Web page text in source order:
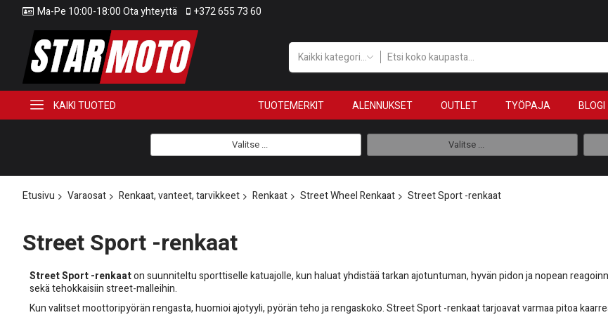
Ma-Pe 10:00-18:00 Ota yhteyttä +372 655 73 60
Kaikki kategoriat
KAIKI TUOTED TUOTEMERKIT ALENNUKSET OUTLET TYÖPAJA BLOGI
Valitse ... Valitse ...
Etusivu Varaosat Renkaat, vanteet, tarvikkeet Renkaat Street Wheel Renkaat Street Sport -renkaat
Street Sport -renkaat
Street Sport -renkaaton suunniteltu sporttiselle katuajolle, kun haluat yhdistää tarkan ajotuntuman, hyvän pidon ja nopean
sekä tehokkaisiin street-malleihin.
Kun valitset moottoripyörän rengasta, huomioi ajotyyli, pyörän teho ja rengaskoko. Street Sport -renkaat tarjoavat varmaa pitoa